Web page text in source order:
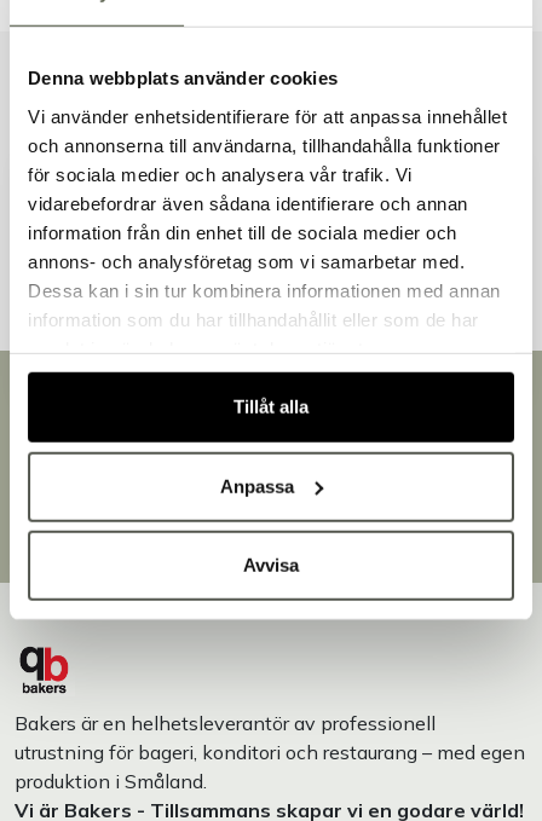
Denna webbplats använder cookies
Vi använder enhetsidentifierare för att anpassa innehållet
och annonserna till användarna, tillhandahålla funktioner
för sociala medier och analysera vår trafik. Vi
vidarebefordrar även sådana identifierare och annan
information från din enhet till de sociala medier och
annons- och analysföretag som vi samarbetar med.
Dessa kan i sin tur kombinera informationen med annan
information som du har tillhandahållit eller som de har
Tillåt alla
Anpassa
Avvisa
Liknande produkter
Andra kunder tittade även på
Brett sortiment
Över 30 000 produkter
Designat och tillverkat i Småland
Bakers är en helhetsleverantör av professionell
utrustning för bageri, konditori och restaurang – med egen
produktion i Småland.
Vi är Bakers - Tillsammans skapar vi en godare värld!
Välkommen till Bakers!
Handlar du som företag eller privatperson?
Fortsätt som privatperson